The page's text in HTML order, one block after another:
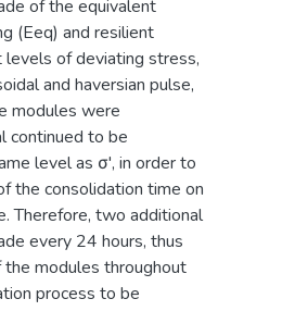
of the equivalent
(Eeq) and resilient
of deviating stress,
and haversian pulse,
modules were
continued to be
level as σ', in order to
the consolidation time on
Therefore, two additional
every 24 hours, thus
modules throughout
process to be